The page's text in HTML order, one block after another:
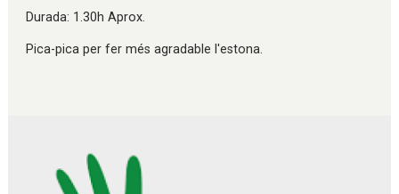
Durada: 1.30h Aprox.
Pica-pica per fer més agradable l'estona.